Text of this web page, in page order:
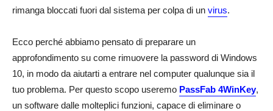
rimanga bloccati fuori dal sistema per colpa di un virus.
Ecco perché abbiamo pensato di preparare un
approfondimento su come rimuovere la password di Windows
10, in modo da aiutarti a entrare nel computer qualunque sia il
tuo problema. Per questo scopo useremo PassFab 4WinKey,
un software dalle molteplici funzioni, capace di eliminare o